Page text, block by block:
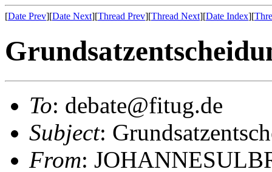
[Date Prev][Date Next][Thread Prev][Thread Next][Date Index][
To: debate@fitug.de
Subject:
From: